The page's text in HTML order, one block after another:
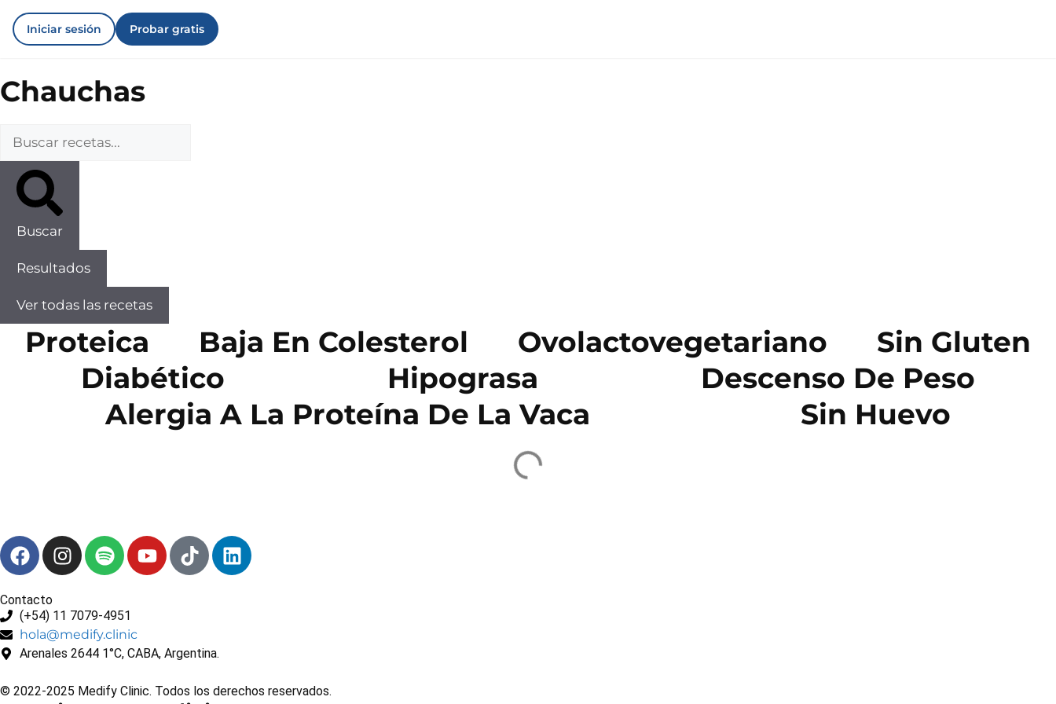
Iniciar sesión Probar gratis
Chauchas
Buscar
Resultados
Ver todas las recetas
Proteica Baja En Colesterol Ovolactovegetariano
Sin Gluten
Diabético
Hipograsa
Descenso De Peso
Alergia A La Proteína De La Vaca
Sin Huevo
Contacto
(+54) 11 7079-4951
hola@medify.clinic
Arenales 2644 1°C, CABA, Argentina.
© 2022-2025 Medify Clinic. Todos los derechos reservados.